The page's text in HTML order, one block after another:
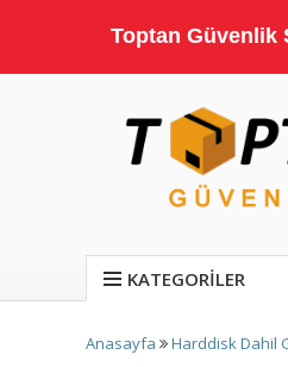
Toptan Güvenlik
KATEGORILER
Anasayfa Harddisk Dahil